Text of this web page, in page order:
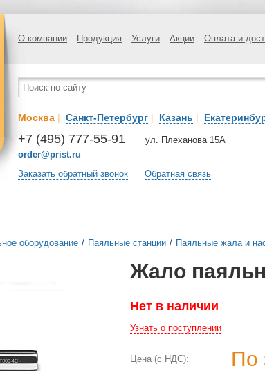
О компании Продукция Услуги Акции Оплата и
Москва | Санкт-Петербург | Казань |
+7 (495) 777-55-91
order@prist.ru
ул. Плеханова 15А
Заказать обратный звонок Обратная связь
оборудование / Паяльные станции / Паяльные жала и
Жало
Нет в наличии
Узнать о поступлении
Цена (с НДС): По